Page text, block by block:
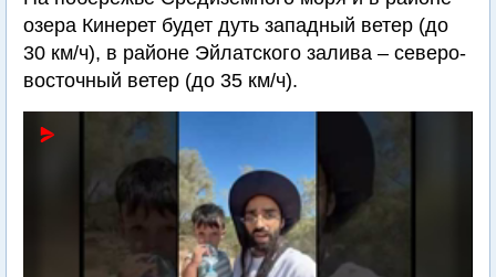
озера Кинерет будет дуть западный ветер (до
30 км/ч), в районе Эйлатского залива – северо-
восточный ветер (до 35 км/ч).